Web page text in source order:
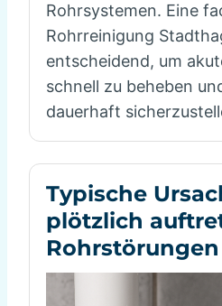
Rohrsystemen. Eine
Rohrreinigung
entscheidend, um
schnell zu beheben
dauerhaft
Typische
plötzlich
Rohrstörungen